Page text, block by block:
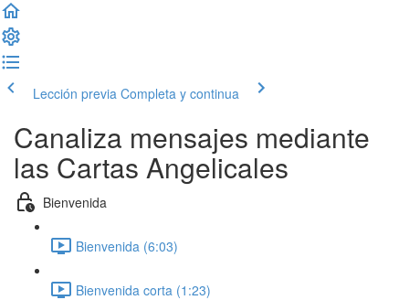
Lección previa Completa y continua
Canaliza mensajes mediante
las Cartas Angelicales
Bienvenida
Bienvenida (6:03)
Bienvenida corta (1:23)